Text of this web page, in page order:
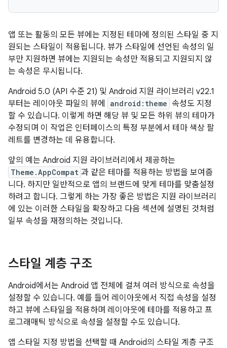
앱 또는 활동의 모든 뷰에는 지정된 테마에 정의된 스타일 중 지
원되는 스타일이 적용됩니다. 뷰가 스타일에 선언된 속성의 일
부만 지원하면 뷰에는 지원되는 속성만 적용되고 지원되지 않
는 속성은 무시됩니다.
Android 5.0 (API 수준 21) 및 Android 지원 라이브러리 v22.1
부터는 레이아웃 파일의 뷰에
android:theme 속성도 지정
할 수 있습니다. 이렇게 하면 해당 뷰 및 모든 하위 뷰의 테마가
수정되며 이 작업은 인터페이스의 특정 부분에서 테마 색상 팔
레트를 변경하는 데 유용합니다.
앞의 예는 Android 지원 라이브러리에서 제공하는
Theme.AppCompat 과 같은 테마를 적용하는 방법을 보여줍
니다. 하지만 일반적으로 앱의 브랜드에 맞게 테마를 맞춤설정
하려고 합니다. 그렇게 하는 가장 좋은 방법은 지원 라이브러리
에 있는 이러한 스타일을 확장하고 다음 섹션에 설명된 것처럼
일부 속성을 재정의하는 것입니다.
스타일 계층 구조
Android에서는 Android 앱 전체에 걸쳐 여러 방식으로 속성을
설정할 수 있습니다. 예를 들어 레이아웃에서 직접 속성을 설정
하고 뷰에 스타일을 적용하며 레이아웃에 테마를 적용하고 프
로그래매틱 방식으로 속성을 설정할 수도 있습니다.
앱 스타일 지정 방법을 선택할 때 Android의 스타일 계층 구조